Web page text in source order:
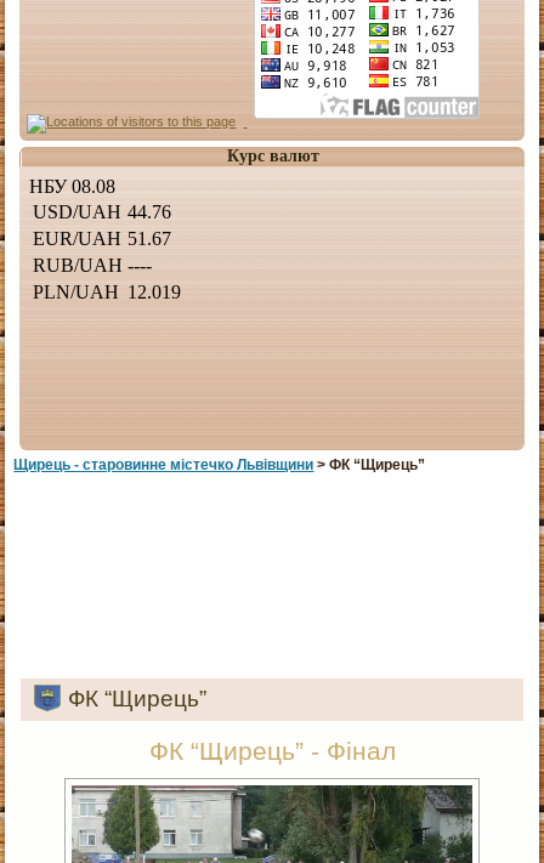
Курс валют
Щирець - старовинне мiстечко Львiвщини > ФК “Щирець”
ФК “Щирець”
ФК “Щирець” - Фінал